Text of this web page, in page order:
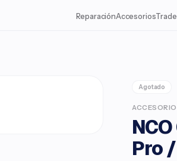
ReparaciónAccesorios
Agotado
Pro